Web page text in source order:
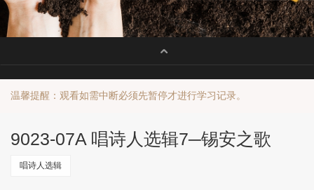
温馨提醒：观看如需中断必须先暂停才进行学习记录。
9023-07A 唱诗人选辑7─锡安之歌
唱诗人选辑